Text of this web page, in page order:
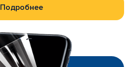
Подробнее